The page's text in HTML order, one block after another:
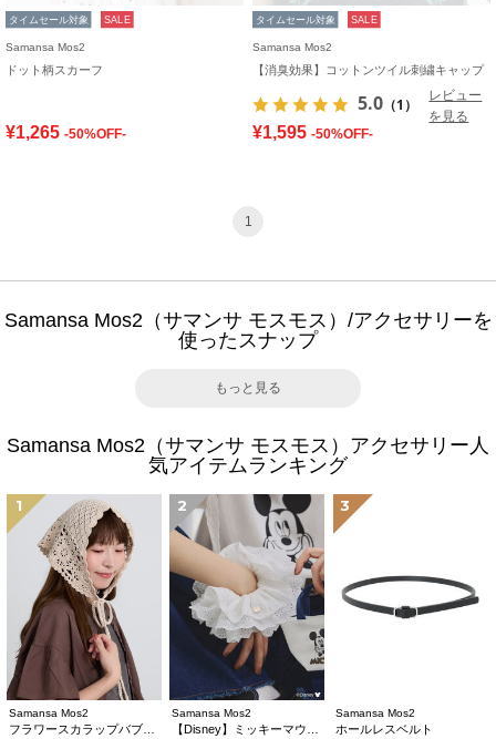
タイムセール対象 SALE
Samansa Mos2
ドット柄スカーフ
¥1,265 -50%OFF-
タイムセール対象 SALE
Samansa Mos2
【消臭効果】コットンツイル刺繍キャップ
5.0 （1）
レビュー
を見る
¥1,595 -50%OFF-
1
Samansa Mos2（サマンサ モスモス）/アクセサリーを
使ったスナップ
もっと見る
Samansa Mos2（サマンサ モスモス）アクセサリー人
気アイテムランキング
1
Samansa Mos2
2
Samansa Mos2
3
Samansa Mos2
ホールレスベルト